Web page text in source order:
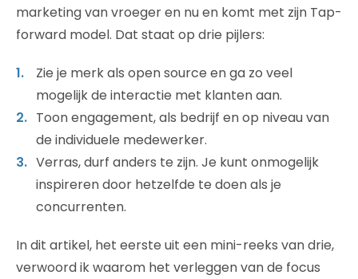
marketing van vroeger en nu en komt met zijn Tap-
forward model. Dat staat op drie pijlers:
Zie je merk als open source en ga zo veel
mogelijk de interactie met klanten aan.
Toon engagement, als bedrijf en op niveau van
de individuele medewerker.
Verras, durf anders te zijn. Je kunt onmogelijk
inspireren door hetzelfde te doen als je
concurrenten.
In dit artikel, het eerste uit een mini-reeks van drie,
verwoord ik waarom het verleggen van de focus